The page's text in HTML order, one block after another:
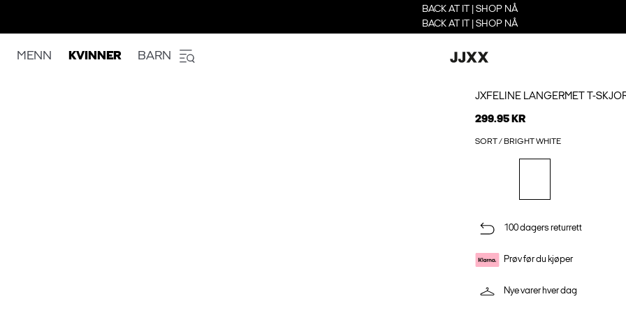
BACK AT IT | SHOP NÅ
BACK AT IT | SHOP NÅ
MENN KVINNER BARN
JXFELINE LANGERMET T-
299.95 KR
SORT / BRIGHT WHITE
100 dagers returrett
Prøv før du kjøper
Nye varer hver dag